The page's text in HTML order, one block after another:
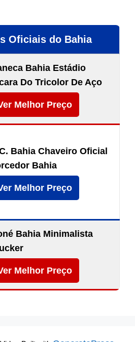
Oficiais do Bahia
Bahia Estádio
Do Tricolor De Aço
Melhor Preço
Bahia Chaveiro Oficial
Bahia
Melhor Preço
Bahia Minimalista
Melhor Preço